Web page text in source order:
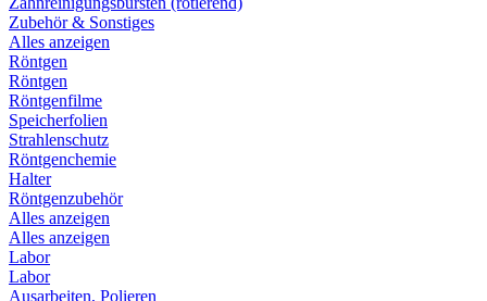
Zubehör & Sonstiges
Alles anzeigen
Röntgen
Röntgen
Röntgenfilme
Speicherfolien
Strahlenschutz
Röntgenchemie
Halter
Röntgenzubehör
Alles anzeigen
Alles anzeigen
Labor
Labor
Ausarbeiten, Polieren